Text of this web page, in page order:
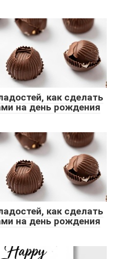
как сделать
на день рождения
как сделать
на день рождения